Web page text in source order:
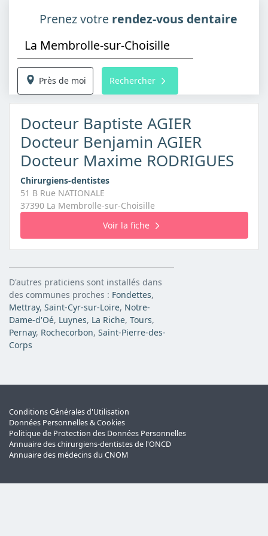
Prenez votre rendez-vous dentaire
Près de moi Rechercher
Docteur Baptiste AGIER
Docteur Benjamin AGIER
Docteur Maxime RODRIGUES
Chirurgiens-dentistes
51 B Rue NATIONALE
37390 La Membrolle-sur-Choisille
Voir la fiche
D'autres praticiens sont installés dans
des communes proches : Fondettes,
Mettray, Saint-Cyr-sur-Loire, Notre-
Dame-d'Oé, Luynes, La Riche, Tours,
Pernay, Rochecorbon, Saint-Pierre-des-
Corps
Conditions Générales d'Utilisation
Données Personnelles & Cookies
Politique de Protection des Données Personnelles
Annuaire des chirurgiens-dentistes de l'ONCD
Annuaire des médecins du CNOM